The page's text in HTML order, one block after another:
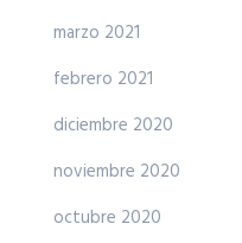
marzo 2021
febrero 2021
diciembre 2020
noviembre 2020
octubre 2020